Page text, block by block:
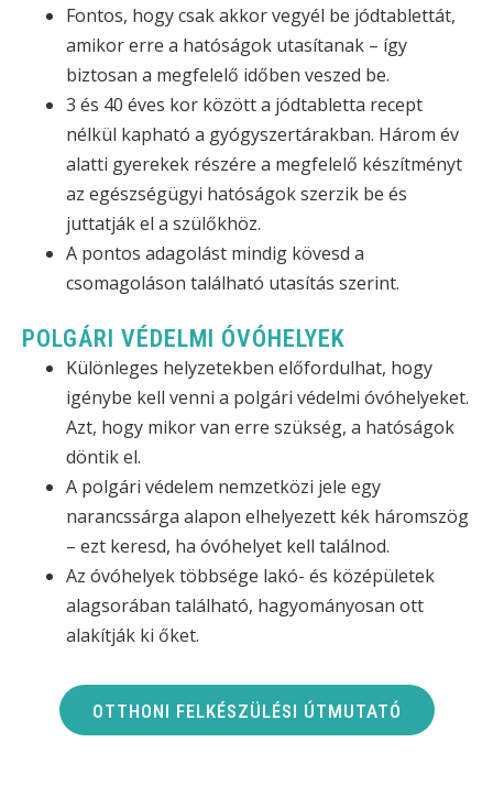
Fontos, hogy csak akkor vegyél be jódtablettát,
amikor erre a hatóságok utasítanak – így
biztosan a megfelelő időben veszed be.
3 és 40 éves kor között a jódtabletta recept
nélkül kapható a gyógyszertárakban. Három év
alatti gyerekek részére a megfelelő készítményt
az egészségügyi hatóságok szerzik be és
juttatják el a szülőkhöz.
A pontos adagolást mindig kövesd a
csomagoláson található utasítás szerint.
POLGÁRI VÉDELMI ÓVÓHELYEK
Különleges helyzetekben előfordulhat, hogy
igénybe kell venni a polgári védelmi óvóhelyeket.
Azt, hogy mikor van erre szükség, a hatóságok
döntik el.
A polgári védelem nemzetközi jele egy
narancssárga alapon elhelyezett kék háromszög
– ezt keresd, ha óvóhelyet kell találnod.
Az óvóhelyek többsége lakó- és középületek
alagsorában található, hagyományosan ott
alakítják ki őket.
OTTHONI FELKÉSZÜLÉSI ÚTMUTATÓ